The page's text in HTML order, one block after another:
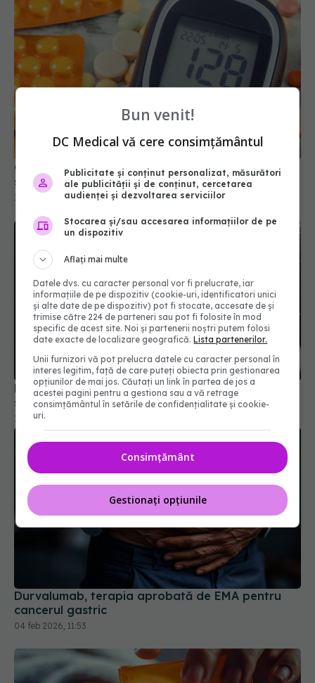
Cum funcționează Metformin? Descoperirea care
schimbă tratamentul diabetului de tip 2
Medicamentul comun care duce la anemie și
slăbește oasele
12 feb 2026, 17:23
Durvalumab, terapia aprobată de EMA pentru
Bun venit!
DC Medical vă cere consimțământul
Publicitate și conținut personalizat, măsurători
ale publicității și de conținut, cercetarea
audienței și dezvoltarea serviciilor
Stocarea și/sau accesarea informațiilor de pe
un dispozitiv
Aflați mai multe
Datele dvs. cu caracter personal vor fi prelucrate, iar
informațiile de pe dispozitiv (cookie-uri, identificatori unici
și alte date de pe dispozitiv) pot fi stocate, accesate de și
trimise către 224 de parteneri sau pot fi folosite în mod
specific de acest site. Noi și partenerii noștri putem folosi
date exacte de localizare geografică.Lista partenerilor.
Unii furnizori vă pot prelucra datele cu caracter personal în
interes legitim, față de care puteți obiecta prin gestionarea
opțiunilor de mai jos. Căutați un link în partea de jos a
acestei pagini pentru a gestiona sau a vă retrage
consimțământul în setările de confidențialitate și cookie-
uri.
Consimțământ
Gestionați opțiunile